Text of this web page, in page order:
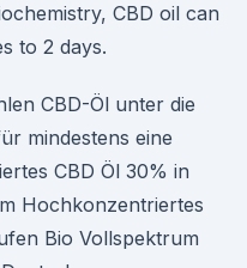
CBD oil can
to 2 days.
CBD-Öl unter die
mindestens eine
CBD Öl 30% in
Hochkonzentriertes
Bio Vollspektrum